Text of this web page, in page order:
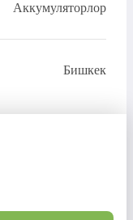
Аккумуляторлор
Бишкек